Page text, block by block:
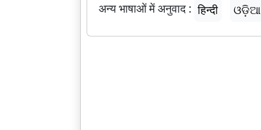
अन्य भाषाओं में अनुवाद : हिन्दी ଓଡ଼ିଆ